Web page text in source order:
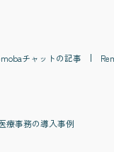
チャットの記事
療事務の導入事例